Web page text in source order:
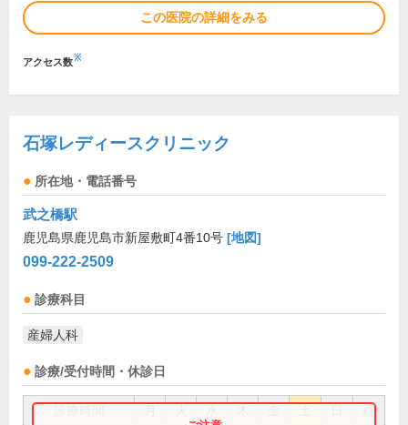
この医院の詳細をみる
アクセス数※
石塚レディースクリニック
所在地・電話番号
武之橋駅
鹿児島県鹿児島市新屋敷町4番10号 [地図]
099-222-2509
診療科目
産婦人科
診療/受付時間・休診日
祝